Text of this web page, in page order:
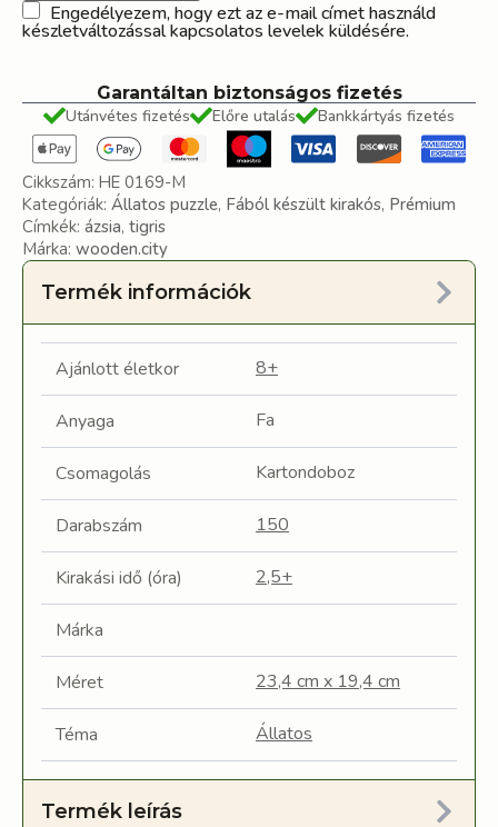
Engedélyezem, hogy ezt az e-mail címet használd
készletváltozással kapcsolatos levelek küldésére.
Garantáltan biztonságos fizetés
Utánvétes fizetés
Előre utalás Bankkártyás fizetés
Cikkszám: HE 0169-M
Kategóriák: Állatos puzzle, Fából készült kirakós, Prémium
Címkék: ázsia, tigris
Márka: wooden.city
Termék információk
Ajánlott életkor 8+
Anyaga Fa
Csomagolás Kartondoboz
Darabszám 150
Kirakási idő (óra) 2,5+
Márka
Méret 23,4 cm x 19,4 cm
Téma Állatos
Termék leírás